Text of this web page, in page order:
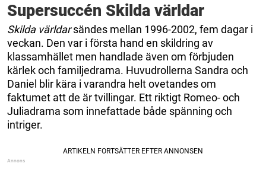
Supersuccén Skilda världar
Skilda världarsändes mellan 1996-2002, fem dagar i
veckan. Den var i första hand en skildring av
klassamhället men handlade även om förbjuden
kärlek och familjedrama. Huvudrollerna Sandra och
Daniel blir kära i varandra helt ovetandes om
faktumet att de är tvillingar. Ett riktigt Romeo- och
Juliadrama som innefattade både spänning och
intriger.